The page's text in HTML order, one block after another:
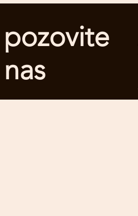
pozovite
nas